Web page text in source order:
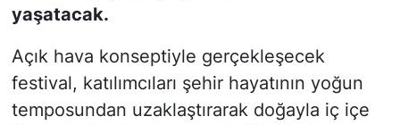
yaşatacak.
Açık hava konseptiyle gerçekleşecek
festival, katılımcıları şehir hayatının yoğun
temposundan uzaklaştırarak doğayla iç içe